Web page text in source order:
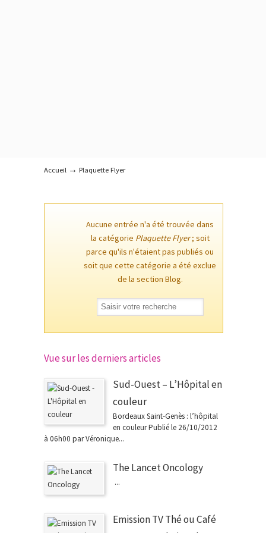
Accueil → Plaquette Flyer
Aucune entrée n'a été trouvée dans
la catégorie Plaquette Flyer; soit
parce qu'ils n'étaient pas publiés ou
soit que cette catégorie a été exclue
de la section Blog.
Vue sur les derniers articles
Sud-Ouest – L’Hôpital en
couleur
Bordeaux Saint-Genès : l’hôpital
en couleur Publié le 26/10/2012
à 06h00 par Véronique...
The Lancet Oncology
...
Emission TV Thé ou Café